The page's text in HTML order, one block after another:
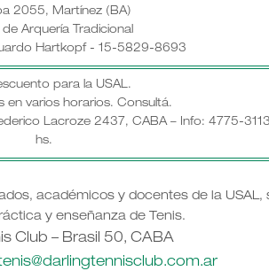
2055, Martínez (BA)
de Arquería Tradicional
Hartkopf - 15-5829-8693
para la USAL.
en varios horarios. Consultá.
Lacroze 2437, CABA – Info: 4775-
hs.
académicos y docentes de la USAL,
y enseñanza de Tenis.
Club – Brasil 50, CABA